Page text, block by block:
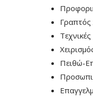
Γραπτός
Πειθώ-